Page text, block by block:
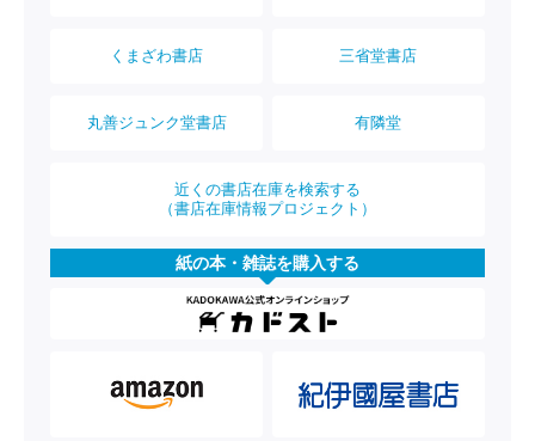
くまざわ書店 三省堂書店
丸善ジュンク堂書店 有隣堂
近くの書店在庫を検索する
（書店在庫情報プロジェクト）
紙の本・雑誌を購入する